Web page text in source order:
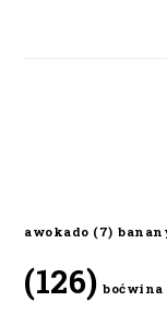
awokado (7)
(126) boćwina